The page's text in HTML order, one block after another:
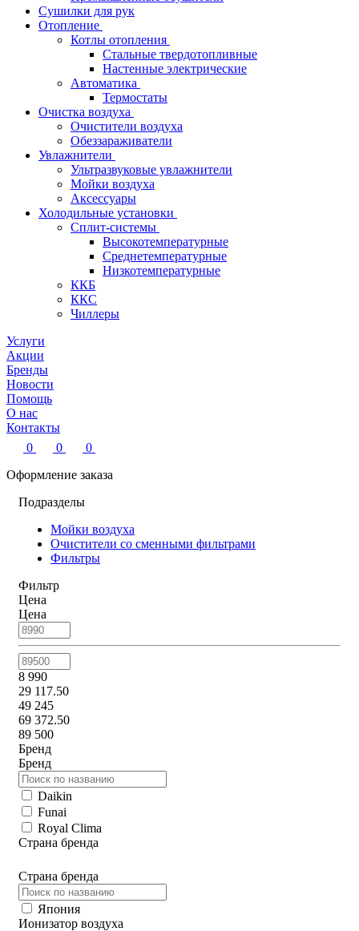
Сушилки для рук
Отопление
Котлы отопления
Стальные твердотопливные
Настенные электрические
Автоматика
Термостаты
Очистка воздуха
Очистители воздуха
Обеззараживатели
Увлажнители
Ультразвуковые увлажнители
Мойки воздуха
Аксессуары
Холодильные установки
Сплит-системы
Высокотемпературные
Среднетемпературные
Низкотемпературные
ККБ
ККС
Чиллеры
Услуги
Акции
Бренды
Новости
Помощь
О нас
Контакты
0
0
0
Оформление заказа
Подразделы
Мойки воздуха
Очистители со сменными фильтрами
Фильтры
Фильтр
Цена
Цена
8 990
29 117.50
49 245
69 372.50
89 500
Бренд
Бренд
Daikin
Funai
Royal Clima
Страна бренда
Страна бренда
Япония
Ионизатор воздуха